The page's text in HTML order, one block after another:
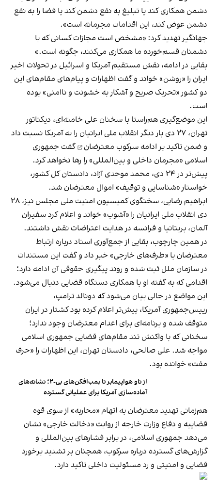
دشمن همکاری کند یا تبلیغ به نفع دشمن کند یا فضا را به نفع
دشمن عوض کند، این اقدامات مجرمانه است».
جهانگیر تهدید کرد: «مشخص است مجازات کسانی که با
دشمنان قسم‌خورده ما همکاری می‌کنند، چگونه است.»
بقایی در ادامه، نقش مستقیم آمریکا و اسرائیل در تحولات اخیر
ایران را «روشن» خواند و گفت اظهارات و پیام‌های مقام‌های این
دو کشور «تحریک صریح و آشکار به خشونت و ناامنی» بوده
است.
این موضع‌گیری هم‌راستا با سخنان علی خامنه‌ای، دیکتاتور
تهران، ۲۷ دی بار دیگر انقلاب ملی ایرانیان را به آمریکا نسبت داد
و ضمن تاکید برادامه سرکوب معترضان
گفت جمهوری
اسلامی «مجرمان داخلی و بین‌المللی» را رها نخواهد کرد.
پیش‌تر در ۲۴ دی، محمد موحدی آزاد، دادستان کل کشور،
خواستار «شناسایی و توقیف» اموال معترضان شد.
ابراهیم رضایی، سخنگوی کمیسیون امنیت ملی مجلس نیز، ۲۸
دی انقلاب ملی ایرانیان را «آشوب» خواند و اعلام کرد سفیران
آلمان، بریتانیا و فرانسه در هدایت اعتراضات نقش داشتند.
در همین چارچوب، بقایی از جمع‌آوری اسناد درباره ارتباط
معترضان با «طرف‌های خارجی» خبر داد و گفت این مستندات
در سازمان ملل ثبت شده و روند پیگیری حقوقی آن ادامه دارد؛
اقدامی که به گفته او با همکاری دستگاه قضایی دنبال می‌شود.
این مواضع در حالی بیان می‌شود که دونالد ترامپ،
رییس‌جمهوری آمریکا، پیش‌تر اعلام کرده بود کشتار در ایران
متوقف شده و برنامه‌ای برای اعدام معترضان وجود ندارد؛
سخنانی که با واکنش تند مقام‌های قضایی جمهوری اسلامی
مواجه شد. علی صالحی، دادستان تهران، این اظهارات را «حرف
مفت» خوانده بود.
از ناو هواپیمابر تا بمب‌افکن‌های بی-۲؛ نشانه‌های
آماده‌سازی آمریکا برای عملیاتی گسترده
هم‌زمانی تهدید معترضان به اتهام «محاربه» از سوی قوه
قضاییه و دفاع وزارت خارجه از روایت «دخالت خارجی» نشان
می‌دهد جمهوری اسلامی، در برابر فشارهای بین‌المللی و
گزارش‌های گسترده درباره سرکوب، همچنان بر تشدید برخورد
قضایی و امنیتی و رد مسئولیت داخلی تاکید دارد.